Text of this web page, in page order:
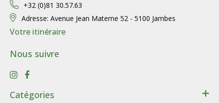
Catégories
+32 (0)81 30.57.63
Adresse: Avenue Jean Materne 52 - 5100 Jambes
Votre itinéraire
Nous suivre